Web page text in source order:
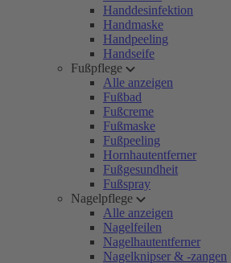
Handdesinfektion
Handmaske
Handpeeling
Handseife
Fußpflege
Alle anzeigen
Fußbad
Fußcreme
Fußmaske
Fußpeeling
Hornhautentferner
Fußgesundheit
Fußspray
Nagelpflege
Alle anzeigen
Nagelfeilen
Nagelhautentferner
Nagelknipser & -zangen